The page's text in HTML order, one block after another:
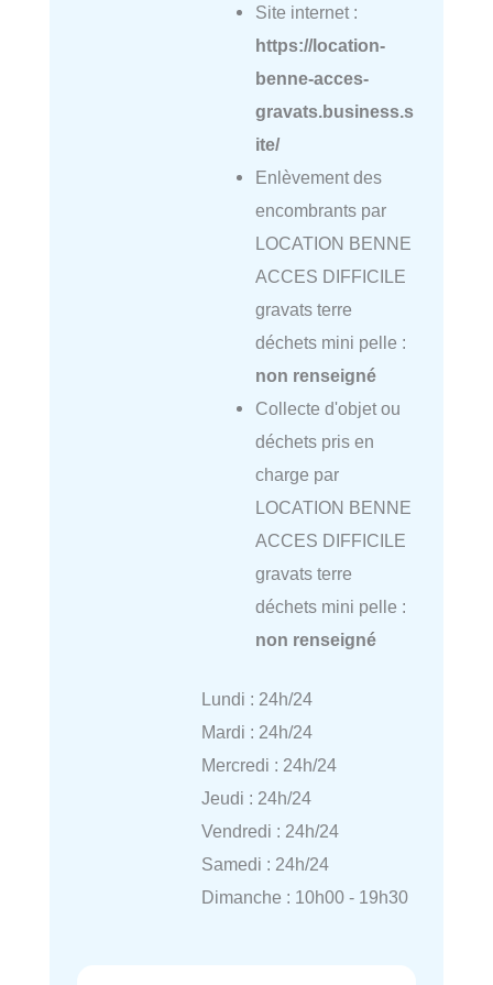
Site internet :
https://location-
benne-acces-
gravats.business.s
ite/
Enlèvement des
encombrants par
LOCATION BENNE
ACCES DIFFICILE
gravats terre
déchets mini pelle :
non renseigné
Collecte d'objet ou
déchets pris en
charge par
LOCATION BENNE
ACCES DIFFICILE
gravats terre
déchets mini pelle :
non renseigné
Lundi : 24h/24
Mardi : 24h/24
Mercredi : 24h/24
Jeudi : 24h/24
Vendredi : 24h/24
Samedi : 24h/24
Dimanche : 10h00 - 19h30